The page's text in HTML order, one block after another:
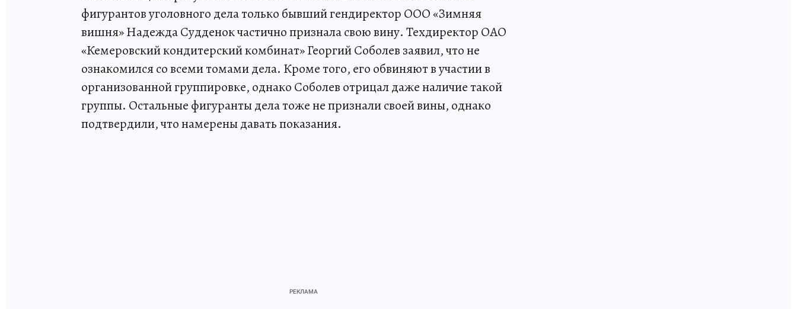
фигурантов уголовного дела только бывший гендиректор ООО «Зимняя
вишня» Надежда Судденок частично признала свою вину. Техдиректор ОАО
«Кемеровский кондитерский комбинат» Георгий Соболев заявил, что не
ознакомился со всеми томами дела. Кроме того, его обвиняют в участии в
организованной группировке, однако Соболев отрицал даже наличие такой
группы. Остальные фигуранты дела тоже не признали своей вины, однако
подтвердили, что намерены давать показания.